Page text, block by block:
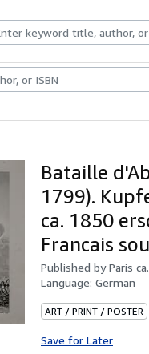
Art & Collectibles
Bataille
1799).
ca. 1850
Francais
Published byParis
Language: German
ART / PRINT / POSTER
Save for Later